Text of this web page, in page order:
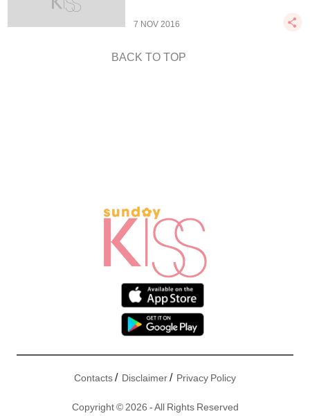
7 NOV 2016
BACK TO TOP
Contacts/ Disclaimer/ Privacy Policy
Copyright © 2026 - All Rights Reserved